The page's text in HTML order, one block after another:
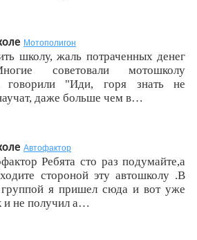
Мотополигон
школу, жаль потраченных денег
советовали мотошколу
говорили "Иди, горя знать не
даже больше чем в…
Автофактор
Ребята сто раз подумайте,а
стороной эту автошколу .В
я пришел сюда и вот уже
и не получил а…